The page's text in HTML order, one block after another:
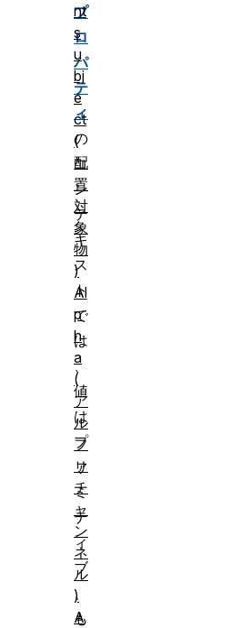
プ
ロ
パ
テ
ィ
の
コ
ン
テ
キ
ス
ト
で
は
、
値
は
プ
リ
ミ
テ
ィ
ブ
、
も
nt
s
u
bj
e
ct
(
配
置
対
象
物
)
Al
p
h
a
(
ア
ル
フ
ァ
チ
ャ
ン
ネ
ル
)
A